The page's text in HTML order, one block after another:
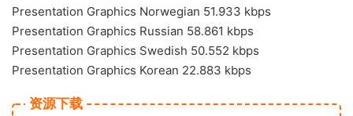
Presentation Graphics Norwegian 51.933 kbps
Presentation Graphics Russian 58.861 kbps
Presentation Graphics Swedish 50.552 kbps
Presentation Graphics Korean 22.883 kbps
资源下载